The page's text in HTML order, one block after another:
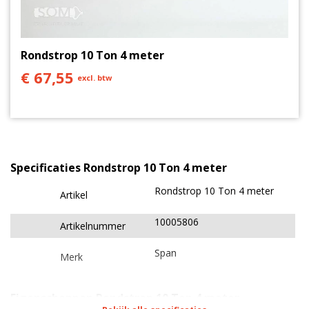
uur bereikbaar via de telefoon, chat of mail.
Rondstrop 10 Ton 4 meter
€ 67,55 excl. btw
Specificaties Rondstrop 10 Ton 4 meter
Artikel Rondstrop 10 Ton 4 meter
Artikelnummer 10005806
Merk Span